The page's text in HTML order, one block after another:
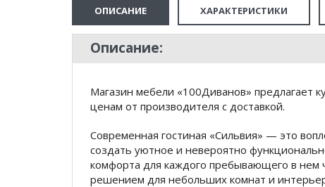
ОПИСАНИЕ ХАРАКТЕРИСТИКИ
Описание:
Магазин мебели «100Диванов» предлагает
ценам от производителя с доставкой.
Современная гостиная «Сильвия» — это
создать уютное и невероятно
комфорта для каждого пребывающего в нем
решением для небольших комнат и